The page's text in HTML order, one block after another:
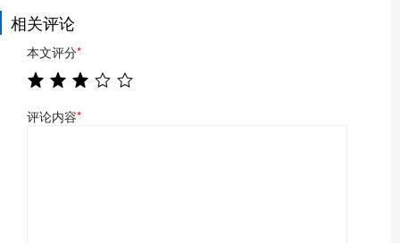
相关评论
本文评分*
评论内容*